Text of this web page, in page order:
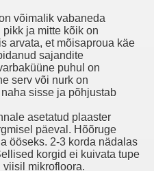
võimalik vabaneda
ja mitte kõik on
arvata, et mõisaproua käe
sajandite
puhul on
serv või nurk on
sisse ja põhjustab
asetatud plaaster
päeval. Hõõruge
ööseks. 2-3 korda nädalas
korgid ei kuivata tupe
viisil mikrofloora.
Gratis Video
Gays